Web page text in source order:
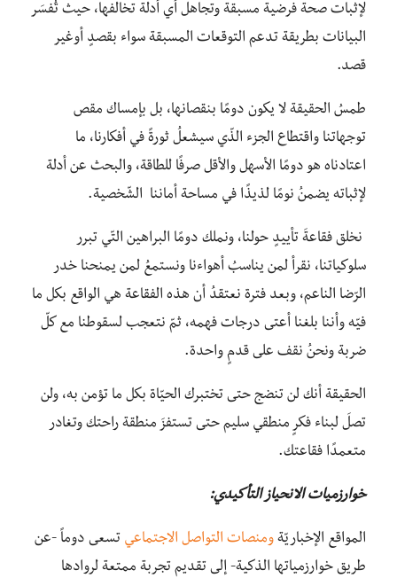
لإثبات صحة فرضية مسبقة وتجاهل أي أدلة تخالفها، حيث تُفسَر
البيانات بطريقة تدعم التوقعات المسبقة سواء بقصدٍ أوغير
قصد.
طمسُ الحقيقة لا يكون دومًا بنقصانها، بل بإمساك مقص
توجهاتنا واقتطاع الجزء الذّي سيشعلُ ثورةً في أفكارنا، ما
اعتادناه هو دومًا الأسهل والأقل صرفًا للطاقة، والبحث عن أدلة
لإثباته يضمنُ نومًا لذيذًا في مساحة أماننا الشّخصية.
نخلق فقاعةَ تأييدٍ حولنا، ونملك دومًا البراهين التّي تبرر
سلوكياتنا، نقرأ لمن يناسبُ أهواءنا ونستمعُ لمن يمنحنا خدر
الرّضا الناعم، وبعد فترة نعتقدُ أن هذه الفقاعة هي الواقع بكل ما
فيّه وأننا بلغنا أعتى درجات فهمه، ثمّ نتعجب لسقوطنا مع كلّ
ضربة ونحنُ نقف على قدمٍ واحدة.
الحقيقة أنك لن تنضج حتى تختبرك الحيّاة بكل ما تؤمن به، ولن
تصلَ لبناء فكرٍ منطقي سليم حتى تستفزَ منطقة راحتك وتغادر
متعمدًا فقاعتك.
خوارزميات الانحياز التأكيدي:
المواقع الإخباريّة ومنصات التواصل الاجتماعي تسعى دوماً -عن
طريق خوارزمياتها الذكية- إلى تقديم تجربة ممتعة لروادها